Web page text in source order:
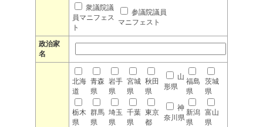
衆議院議
員マニフェス
ト
参議院議員
マニフェスト
政治家
名
北海
道
青森
県
岩手
県
宮城
県
秋田
県
山
形県
福島
県
茨城
県
栃木
県
群馬
県
埼玉
県
千葉
県
東京
都
神
奈川県
新潟
県
富山
県